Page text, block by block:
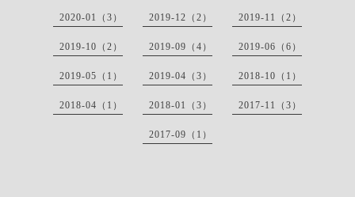
2020-01（3） 2019-12（2） 2019-11（2）
2019-10（2） 2019-09（4） 2019-06（6）
2019-05（1） 2019-04（3） 2018-10（1）
2018-04（1） 2018-01（3） 2017-11（3）
2017-09（1）